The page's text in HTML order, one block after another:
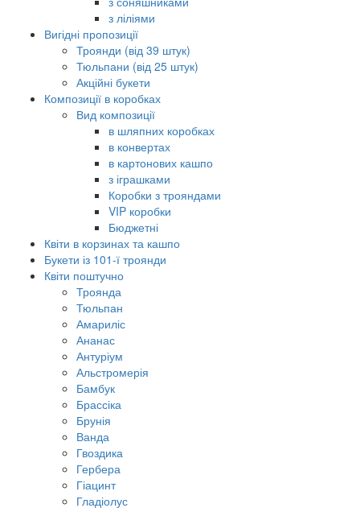
з ліліями
Вигідні пропозиції
Троянди (від 39 штук)
Тюльпани (від 25 штук)
Акційні букети
Композиції в коробках
Вид композиції
в шляпних коробках
в конвертах
в картонових кашпо
з іграшками
Коробки з трояндами
VIP коробки
Бюджетні
Квіти в корзинах та кашпо
Букети із 101-ї троянди
Квіти поштучно
Троянда
Тюльпан
Амариліс
Ананас
Антуріум
Альстромерія
Бамбук
Брассіка
Брунія
Ванда
Гвоздика
Гербера
Гіацинт
Гладіолус